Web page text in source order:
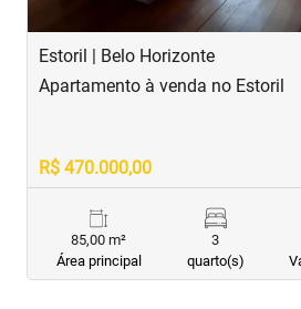
Estoril | Belo Horizonte
Apartamento à venda no Estoril
R$ 470.000,00
85,00 m²
Área principal
3
quarto(s)